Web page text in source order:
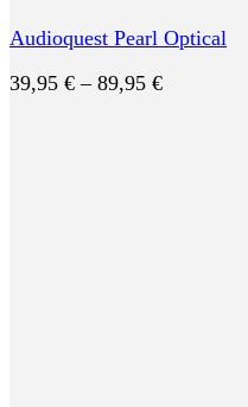
Audioquest Pearl Optical
39,95 € – 89,95 €